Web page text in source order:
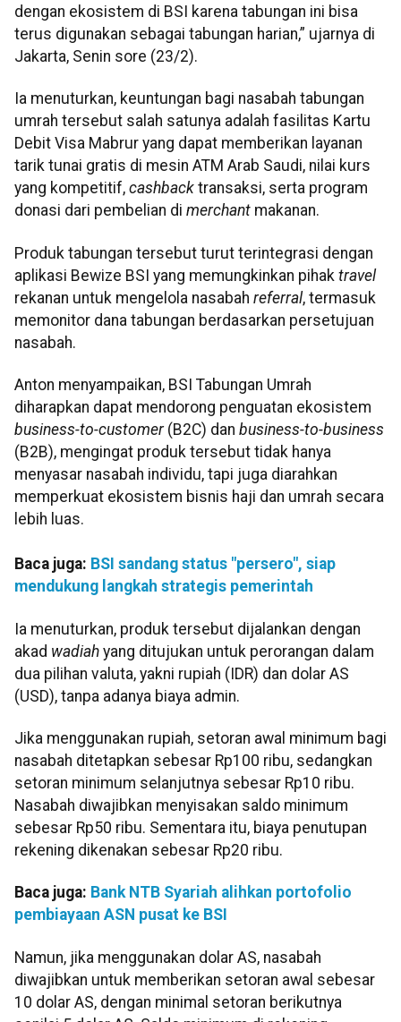
dengan ekosistem di BSI karena tabungan ini bisa
terus digunakan sebagai tabungan harian,” ujarnya di
Jakarta, Senin sore (23/2).
Ia menuturkan, keuntungan bagi nasabah tabungan
umrah tersebut salah satunya adalah fasilitas Kartu
Debit Visa Mabrur yang dapat memberikan layanan
tarik tunai gratis di mesin ATM Arab Saudi, nilai kurs
yang kompetitif, cashback transaksi, serta program
donasi dari pembelian di merchant makanan.
Produk tabungan tersebut turut terintegrasi dengan
aplikasi Bewize BSI yang memungkinkan pihak travel
rekanan untuk mengelola nasabah referral, termasuk
memonitor dana tabungan berdasarkan persetujuan
nasabah.
Anton menyampaikan, BSI Tabungan Umrah
diharapkan dapat mendorong penguatan ekosistem
business-to-customer(B2C) dan business-to-business
(B2B), mengingat produk tersebut tidak hanya
menyasar nasabah individu, tapi juga diarahkan
memperkuat ekosistem bisnis haji dan umrah secara
lebih luas.
Baca juga: BSI sandang status "persero", siap
mendukung langkah strategis pemerintah
Ia menuturkan, produk tersebut dijalankan dengan
akad wadiah yang ditujukan untuk perorangan dalam
dua pilihan valuta, yakni rupiah (IDR) dan dolar AS
(USD), tanpa adanya biaya admin.
Jika menggunakan rupiah, setoran awal minimum bagi
nasabah ditetapkan sebesar Rp100 ribu, sedangkan
setoran minimum selanjutnya sebesar Rp10 ribu.
Nasabah diwajibkan menyisakan saldo minimum
sebesar Rp50 ribu. Sementara itu, biaya penutupan
rekening dikenakan sebesar Rp20 ribu.
Baca juga: Bank NTB Syariah alihkan portofolio
pembiayaan ASN pusat ke BSI
Namun, jika menggunakan dolar AS, nasabah
diwajibkan untuk memberikan setoran awal sebesar
10 dolar AS, dengan minimal setoran berikutnya